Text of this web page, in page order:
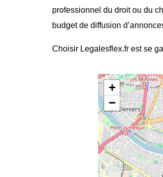
professionnel du droit ou du
budget de diffusion
Choisir Legalesflex.fr est se
+
−